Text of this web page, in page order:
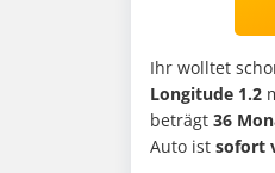
Ihr wolltet
Longitude 1.2
beträgt 36
Auto ist sofort